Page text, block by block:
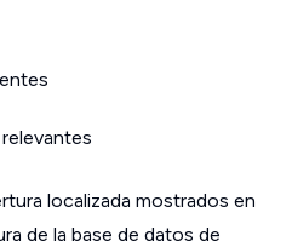
localizada mostrados en
de la base de datos de